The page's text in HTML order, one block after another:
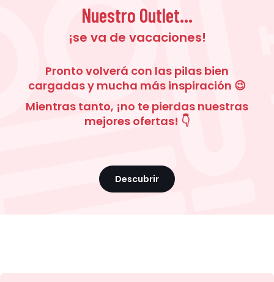
vistosNuestro Outlet...
¡se va de vacaciones!
Pronto volverá con las pilas bien
cargadas y mucha más inspiración 😉
Mientras tanto, ¡no te pierdas nuestras
mejores ofertas! 👇
Descubrir